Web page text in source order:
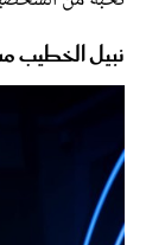
نبيل الخطيب